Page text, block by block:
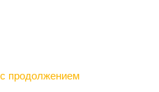
продолжением